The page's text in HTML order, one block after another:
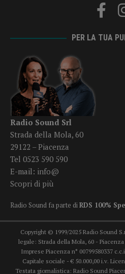
PER LA TUA
Radio Sound Srl
Strada della Mola, 60
29122 – Piacenza
Tel 0523 590 590
E-mail: info@
Scopri di più
Radio Sound fa parte diRDS 100%
Copyright © 1999/2025 Radio Sound
legale: Strada della Mola, 60 -
Imprese Piacenza n° 00799580337
Capitale sociale - € 50.000,00 i.v.
Testata giornalistica: Radio Sound